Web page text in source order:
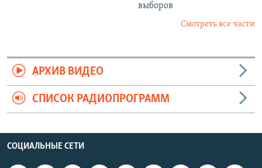
выборов
Смотреть все части
АРХИВ ВИДЕО
СПИСОК РАДИОПРОГРАММ
СОЦИАЛЬНЫЕ СЕТИ